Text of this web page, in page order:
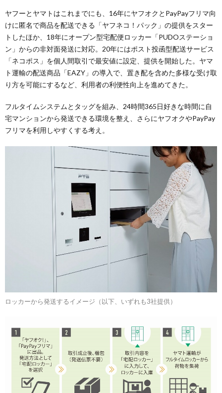
ヤフーとヤマトはこれまでにも、16年にヤフオクとPayPayフリマ向
けに匿名で商品を配送できる「ヤフネコ！パック」の提供をスター
トしたほか、18年にオープン型宅配便ロッカー「PUDOステーショ
ン」からの非対面発送に対応。20年にはポスト投函型配送サービス
「ネコポス」を個人間取引で最安値に設定、提供を開始した。ヤマ
ト運輸の配送商品「EAZY」の導入で、置き配を含めた多様な受け取
り方を可能にするなど、利用者の利便性向上を進めてきた。
フルタイムシステムとタッグを組み、24時間365日好きな時間に自
宅マンションから発送できる環境を整え、さらにヤフオクやPayPay
フリマを利用しやすくする考え。
ロッカーから発送するイメージ（以下、いずれも3社提供）